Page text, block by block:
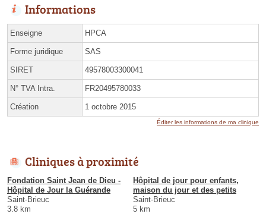
Informations
Enseigne HPCA
Forme juridique SAS
SIRET 49578003300041
N° TVA Intra. FR20495780033
Création 1 octobre 2015
Éditer les informations de ma clinique
Cliniques à proximité
Fondation Saint Jean de Dieu -
Hôpital de Jour la Guérande
Saint-Brieuc
3.8 km
Hôpital de jour pour enfants,
maison du jour et des petits
Saint-Brieuc
5 km